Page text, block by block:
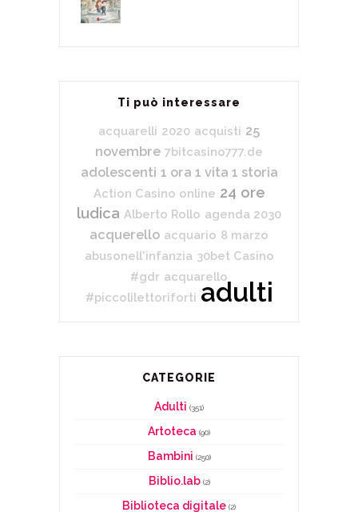
Ti può interessare
acquarelli 2020 acquisti 25
novembre 7bitcasino777.de
adolescenti 1 ora 1 vita 1 storia
Action Casino online 24 ore
ludica Alberto Rollo agenda 2030
acquerello acquario 8 marzo
abusonell'infanzia 30bet Casino
#gdr acquarello
#piccolilettoriforti adulti
CATEGORIE
Adulti (351)
Artoteca (90)
Bambini (250)
Biblio.lab(2)
Biblioteca digitale (2)